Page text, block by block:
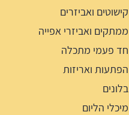
קישוטים ואביזרים
ממתקים ואביזרי אפייה
חד פעמי מתכלה
הפתעות ואריזות
בלונים
מיכלי הליום